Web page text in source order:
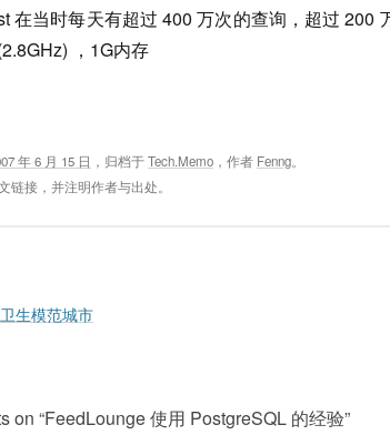
在当时每天有超过 400 万次的查询，超过 200
，1G内存
年 6 月 15 日 ，归档于Tech.Memo ，作者 Fenng。
链接，并注明作者与出处。
生模范城市
on “FeedLounge 使用 PostgreSQL 的经验”